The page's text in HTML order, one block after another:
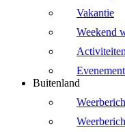
Vakantie
Weekend
Activiteiten
Buitenland